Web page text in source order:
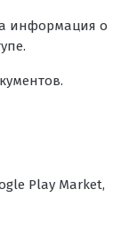
информация о
Play Market,